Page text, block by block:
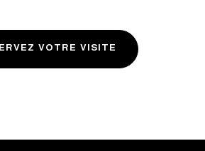
VOTRE VISITE